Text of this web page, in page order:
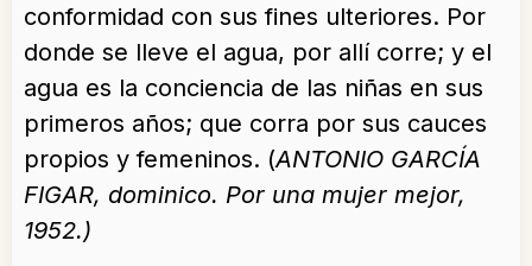
conformidad con sus fines ulteriores. Por
donde se lleve el agua, por allí corre; y el
agua es la conciencia de las niñas en sus
primeros años; que corra por sus cauces
propios y femeninos. (ANTONIO GARCÍA
FIGAR, dominico. Por una mujer mejor,
1952.)